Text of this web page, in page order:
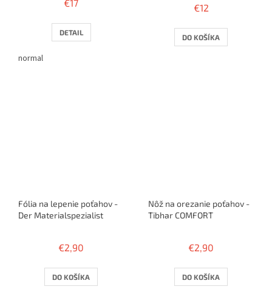
€17
DETAIL
normal
produktu
2,5
z
€12
DO KOŠÍKA
Fólia na lepenie poťahov -
Der Materialspezialist
€2,90
DO KOŠÍKA
Nôž na orezanie poťahov -
Tibhar COMFORT
€2,90
DO KOŠÍKA